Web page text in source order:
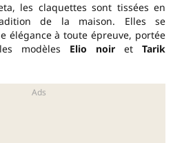
les claquettes sont tissées en
de la maison. Elles se
élégance à toute épreuve, portée
modèles Elio noir et Tarik